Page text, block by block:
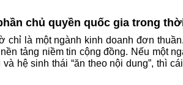
chủ quyền quốc gia trong
chỉ là một ngành kinh doanh đơn
tảng niềm tin cộng đồng. Nếu một
hệ sinh thái “ăn theo nội dung”, thì